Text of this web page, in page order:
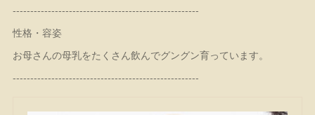
-----------------------------------------------------
性格・容姿
お母さんの母乳をたくさん飲んでグングン育っています。
-----------------------------------------------------